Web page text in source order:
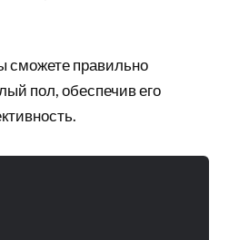
сможете правильно
пол, обеспечив его